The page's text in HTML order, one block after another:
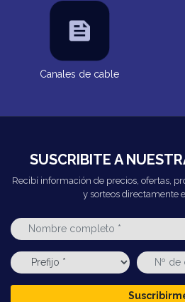
Canales de cable
SUSCRIBITE A
Recibí información de precios, ofertas,
y sorteos directamente